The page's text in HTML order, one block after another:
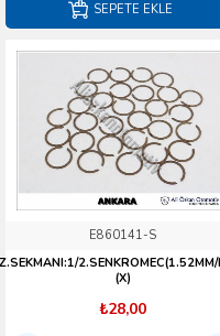
SEPETE EKLE
E860141-S
(X)
₺28,00